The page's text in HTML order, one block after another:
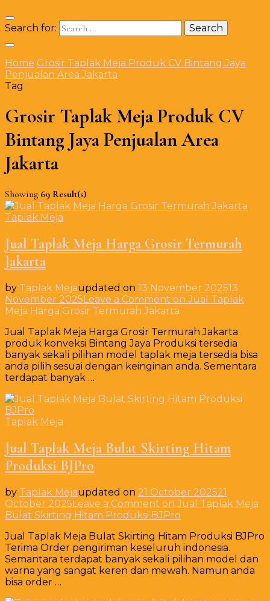
Search for:
Home Grosir Taplak Meja Produk CV Bintang Jaya
Penjualan Area Jakarta
Tag
Grosir Taplak Meja Produk CV
Bintang Jaya Penjualan Area
Jakarta
Showing 69 Result(s)
Taplak Meja
Jual Taplak Meja Harga Grosir Termurah
Jakarta
by Taplak Mejaupdated on 13 November 202513
November 2025Leave a Comment on Jual Taplak
Meja Harga Grosir Termurah Jakarta
Jual Taplak Meja Harga Grosir Termurah Jakarta
produk konveksi Bintang Jaya Produksi tersedia
banyak sekali pilihan model taplak meja tersedia bisa
anda pilih sesuai dengan keinginan anda. Sementara
terdapat banyak …
Taplak Meja
Jual Taplak Meja Bulat Skirting Hitam
Produksi BJPro
by Taplak Mejaupdated on 21 October 202521
October 2025Leave a Comment on Jual Taplak Meja
Bulat Skirting Hitam Produksi BJPro
Jual Taplak Meja Bulat Skirting Hitam Produksi BJPro
Terima Order pengiriman keseluruh indonesia.
Semantara terdapat banyak sekali pilihan model dan
warna yang sangat keren dan mewah. Namun anda
bisa order …